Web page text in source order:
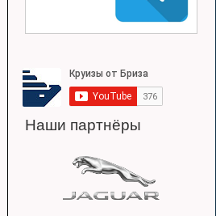
Наши партнёры